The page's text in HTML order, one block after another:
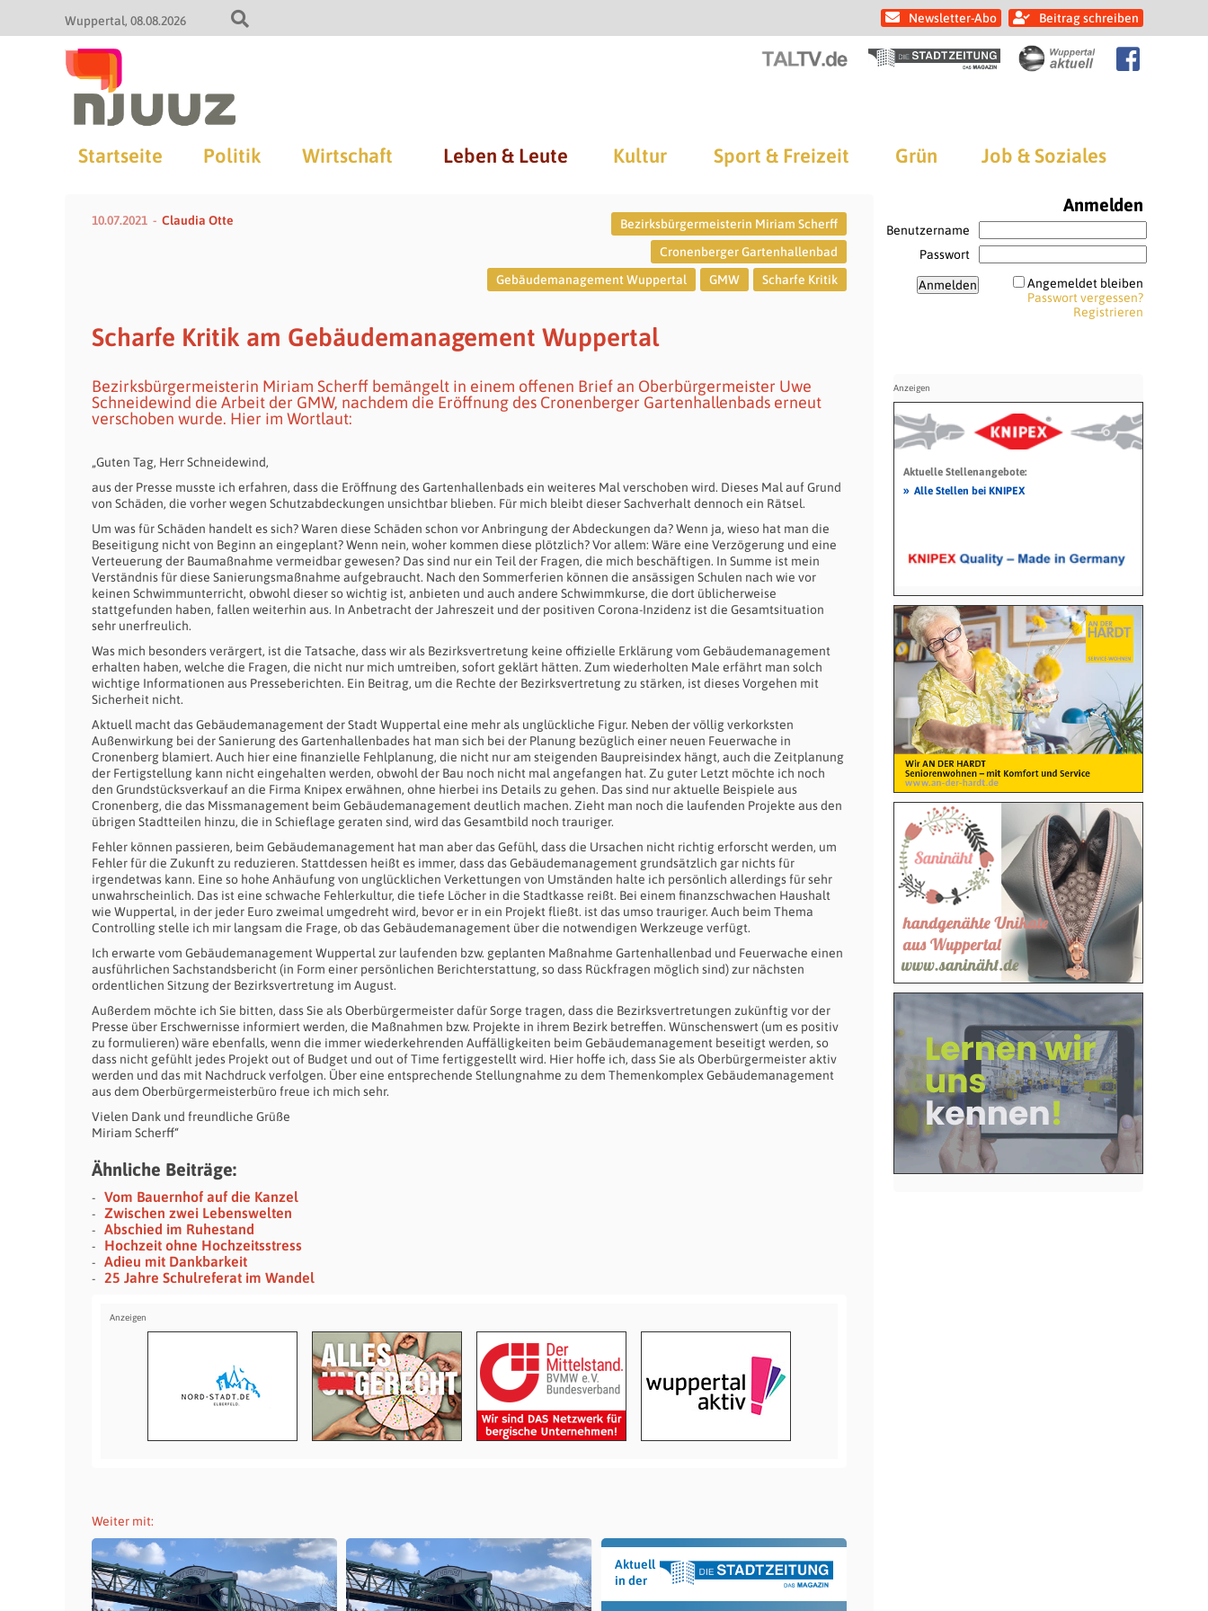
Wuppertal 08.08.2026 Newsletter-Abo Beitrag schreiben
Startseite Politik Wirtschaft Leben & Leute Kultur Sport & Freizeit Grün Job & Soziales
10.07.2021 Claudia Otte
Bezirksbürgermeisterin Miriam Scherff
Cronenberger Gartenhallenbad
Gebäudemanagement Wuppertal
GMW Scharfe Kritik
Scharfe Kritik am Gebäudemanagement Wuppertal
Bezirksbürgermeisterin Miriam Scherff bemängelt in einem offenen Brief an Oberbürgermeister Uwe
Schneidewind die Arbeit der GMW, nachdem die Eröffnung des Cronenberger Gartenhallenbads erneut
verschoben wurde. Hier im Wortlaut:
„Guten Tag, Herr Schneidewind,
aus der Presse musste ich erfahren, dass die Eröffnung des Gartenhallenbads ein weiteres Mal verschoben wird. Dieses Mal auf Grund
von Schäden, die vorher wegen Schutzabdeckungen unsichtbar blieben. Für mich bleibt dieser Sachverhalt dennoch ein Rätsel.
Um was für Schäden handelt es sich? Waren diese Schäden schon vor Anbringung der Abdeckungen da? Wenn ja, wieso hat man die
Beseitigung nicht von Beginn an eingeplant? Wenn nein, woher kommen diese plötzlich? Vor allem: Wäre eine Verzögerung und eine
Verteuerung der Baumaßnahme vermeidbar gewesen? Das sind nur ein Teil der Fragen, die mich beschäftigen. In Summe ist mein
Verständnis für diese Sanierungsmaßnahme aufgebraucht. Nach den Sommerferien können die ansässigen Schulen nach wie vor
keinen Schwimmunterricht, obwohl dieser so wichtig ist, anbieten und auch andere Schwimmkurse, die dort üblicherweise
stattgefunden haben, fallen weiterhin aus. In Anbetracht der Jahreszeit und der positiven Corona-Inzidenz ist die Gesamtsituation
sehr unerfreulich.
Was mich besonders verärgert, ist die Tatsache, dass wir als Bezirksvertretung keine offizielle Erklärung vom Gebäudemanagement
erhalten haben, welche die Fragen, die nicht nur mich umtreiben, sofort geklärt hätten. Zum wiederholten Male erfährt man solch
wichtige Informationen aus Presseberichten. Ein Beitrag, um die Rechte der Bezirksvertretung zu stärken, ist dieses Vorgehen mit
Sicherheit nicht.
Aktuell macht das Gebäudemanagement der Stadt Wuppertal eine mehr als unglückliche Figur. Neben der völlig verkorksten
Außenwirkung bei der Sanierung des Gartenhallenbades hat man sich bei der Planung bezüglich einer neuen Feuerwache in
Cronenberg blamiert. Auch hier eine finanzielle Fehlplanung, die nicht nur am steigenden Baupreisindex hängt, auch die Zeitplanung
der Fertigstellung kann nicht eingehalten werden, obwohl der Bau noch nicht mal angefangen hat. Zu guter Letzt möchte ich noch
den Grundstücksverkauf an die Firma Knipex erwähnen, ohne hierbei ins Details zu gehen. Das sind nur aktuelle Beispiele aus
Cronenberg, die das Missmanagement beim Gebäudemanagement deutlich machen. Zieht man noch die laufenden Projekte aus den
übrigen Stadtteilen hinzu, die in Schieflage geraten sind, wird das Gesamtbild noch trauriger.
Fehler können passieren, beim Gebäudemanagement hat man aber das Gefühl, dass die Ursachen nicht richtig erforscht werden, um
Fehler für die Zukunft zu reduzieren. Stattdessen heißt es immer, dass das Gebäudemanagement grundsätzlich gar nichts für
irgendetwas kann. Eine so hohe Anhäufung von unglücklichen Verkettungen von Umständen halte ich persönlich allerdings für sehr
unwahrscheinlich. Das ist eine schwache Fehlerkultur, die tiefe Löcher in die Stadtkasse reißt. Bei einem finanzschwachen Haushalt
wie Wuppertal, in der jeder Euro zweimal umgedreht wird, bevor er in ein Projekt fließt. ist das umso trauriger. Auch beim Thema
Controlling stelle ich mir langsam die Frage, ob das Gebäudemanagement über die notwendigen Werkzeuge verfügt.
Ich erwarte vom Gebäudemanagement Wuppertal zur laufenden bzw. geplanten Maßnahme Gartenhallenbad und Feuerwache einen
ausführlichen Sachstandsbericht (in Form einer persönlichen Berichterstattung, so dass Rückfragen möglich sind) zur nächsten
ordentlichen Sitzung der Bezirksvertretung im August.
Außerdem möchte ich Sie bitten, dass Sie als Oberbürgermeister dafür Sorge tragen, dass die Bezirksvertretungen zukünftig vor der
Presse über Erschwernisse informiert werden, die Maßnahmen bzw. Projekte in ihrem Bezirk betreffen. Wünschenswert (um es positiv
zu formulieren) wäre ebenfalls, wenn die immer wiederkehrenden Auffälligkeiten beim Gebäudemanagement beseitigt werden, so
dass nicht gefühlt jedes Projekt out of Budget und out of Time fertiggestellt wird. Hier hoffe ich, dass Sie als Oberbürgermeister aktiv
werden und das mit Nachdruck verfolgen. Über eine entsprechende Stellungnahme zu dem Themenkomplex Gebäudemanagement
aus dem Oberbürgermeisterbüro freue ich mich sehr.
Vielen Dank und freundliche Grüße
Miriam Scherff“
Ähnliche Beiträge:
Vom Bauernhof auf die Kanzel
Zwischen zwei Lebenswelten
Abschied im Ruhestand
Hochzeit ohne Hochzeitsstress
Adieu mit Dankbarkeit
25 Jahre Schulreferat im Wandel
Weiter mit:
Aktuell
in der
Anmelden
Benutzername
Passwort
Angemeldet bleiben
Passwort vergessen?
Registrieren
Aktuelle Stellenangebote:
» Alle Stellen bei KNIPEX